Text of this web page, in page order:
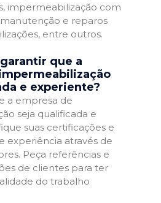
impermeabilização com
e reparos
entre outros.
que a
e experiente?
a empresa de
seja qualificada e
suas certificações e
experiência através de
Peça referências e
de clientes para ter
do trabalho